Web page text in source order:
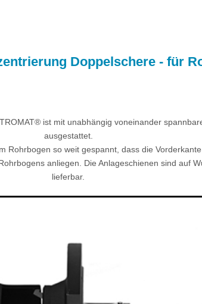
Doppelschere - für
ist mit unabhängig voneinander
ausgestattet.
Rohrbogen so weit gespannt, dass die
anliegen. Die Anlageschienen sind auf
lieferbar.